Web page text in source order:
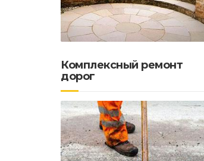
Комплексный ремонт
дорог